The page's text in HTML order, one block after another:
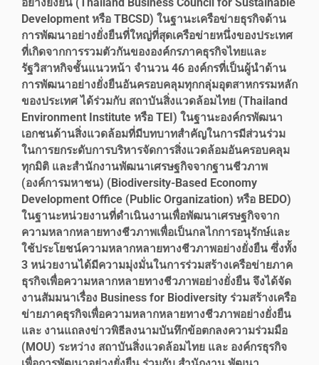
อย่างยั่งยืน (Thailand Business Council for Sustainable
Development หรือ TBCSD) ในฐานะเครือข่ายธุรกิจด้าน
การพัฒนาอย่างยั่งยืนที่ใหญ่ที่สุดเครือข่ายหนึ่งของประเทศ
ที่เกิดจากการรวมตัวกันขององค์กรภาคธุรกิจไทยและ
รัฐวิสาหกิจชั้นแนวหน้า จำนวน 46 องค์กรที่เป็นผู้นำด้าน
การพัฒนาอย่างยั่งยืนอันครอบคลุมทุกกลุ่มอุตสาหกรรมหลัก
ของประเทศ ได้ร่วมกับ สถาบันสิ่งแวดล้อมไทย (Thailand
Environment Institute หรือ TEI) ในฐานะองค์กรพัฒนา
เอกชนด้านสิ่งแวดล้อมที่มีบทบาทสำคัญในการมีส่วนร่วม
ในการยกระดับการบริหารจัดการสิ่งแวดล้อมอันครอบคลุม
ทุกมิติ และสำนักงานพัฒนาเศรษฐกิจจากฐานชีวภาพ
(องค์การมหาชน) (Biodiversity-Based Economy
Development Office (Public Organization) หรือ BEDO)
ในฐานะหน่วยงานที่ดำเนินงานเพื่อพัฒนาเศรษฐกิจจาก
ความหลากหลายทางชีวภาพเพื่อเป็นกลไกการอนุรักษ์และ
ใช้ประโยชน์ความหลากหลายทางชีวภาพอย่างยั่งยืน ซึ่งทั้ง
3 หน่วยงานได้มีความมุ่งมั่นในการร่วมสร้างเครือข่ายภาค
ธุรกิจเพื่อความหลากหลายทางชีวภาพอย่างยั่งยืน จึงได้จัด
งานสัมมนาเรื่อง Business for Biodiversity ร่วมสร้างเครือ
ข่ายภาคธุรกิจเพื่อความหลากหลายทางชีวภาพอย่างยั่งยืน
และ งานแถลงข่าวพิธีลงนามบันทึกข้อตกลงความร่วมมือ
(MOU) ระหว่าง สถาบันสิ่งแวดล้อมไทย และ องค์กรธุรกิจ